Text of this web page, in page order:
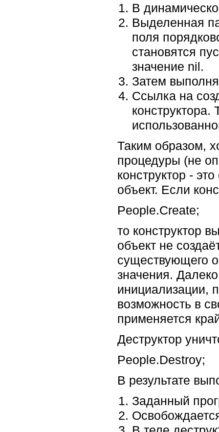
В
Выделенная
поля
становятся
значение nil.
Затем
Ссылка на
Таким образом,
процедуры (не
конструктор -
объект. Если
People.Create;
то конструктор
объект не
существующего
значения.
инициализации,
возможность в
применяется
Деструктор
People.Destroy;
В результате
Заданный